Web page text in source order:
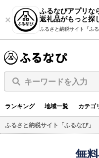
ふるなびアプリな
返礼品がもっと探
ふるさと納税サイト「ふる
キーワードを入力
ランキング 地域一覧 カテゴ
ふるさと納税サイト「ふるなび」
無